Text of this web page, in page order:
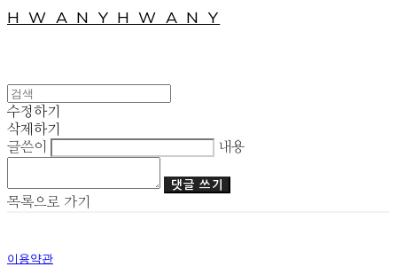
H W A N Y H W A N Y
수정하기
삭제하기
글쓴이
내용
댓글 쓰기
목록으로 가기
이용약관